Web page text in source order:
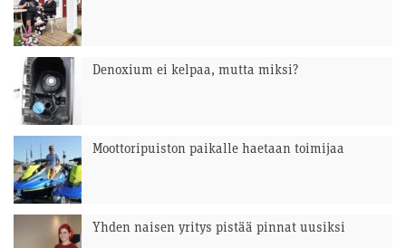
Denoxium ei kelpaa, mutta miksi?
Moottoripuiston paikalle haetaan toimijaa
Yhden naisen yritys pistää pinnat uusiksi